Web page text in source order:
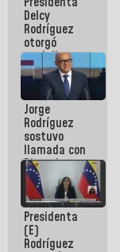
Delcy
Rodríguez
otorgó
medalla
"Héroe de
Venezuela"
a servidores
públicos
Jorge
Rodríguez
sostuvo
llamada con
Dinorah
Figuera y
acuerdan
primer
encuentro
presencial
para el
Presidenta
(E)
Rodríguez